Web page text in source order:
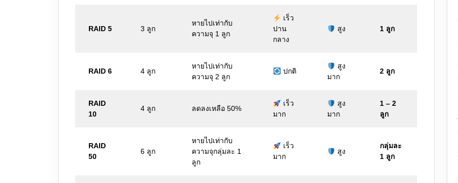
RAID 5 3 ลูก
หายไปเท่ากับ
ความจุ 1 ลูก
เร็ว
ปาน
กลาง
สูง 1 ลูก
RAID 6 4 ลูก
หายไปเท่ากับ
ความจุ 2 ลูก
ปกติ
สูง
มาก
2 ลูก
RAID
10
4 ลูก ลดลงเหลือ 50%
เร็ว
มาก
สูง
มาก
1 – 2
ลูก
RAID
50
6 ลูก
หายไปเท่ากับ
ความจุกลุ่มละ 1
ลูก
เร็ว
มาก
สูง
กลุ่มละ
1 ลูก